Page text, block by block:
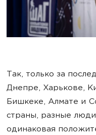
Так, только за
Днепре, Харькове,
Бишкеке, Алмате и
страны, разные
одинаковая